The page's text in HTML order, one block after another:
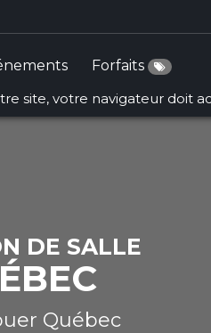
in /srv/users/
Forfaits
site, votre navigateur doit
DE SALLE
Québec